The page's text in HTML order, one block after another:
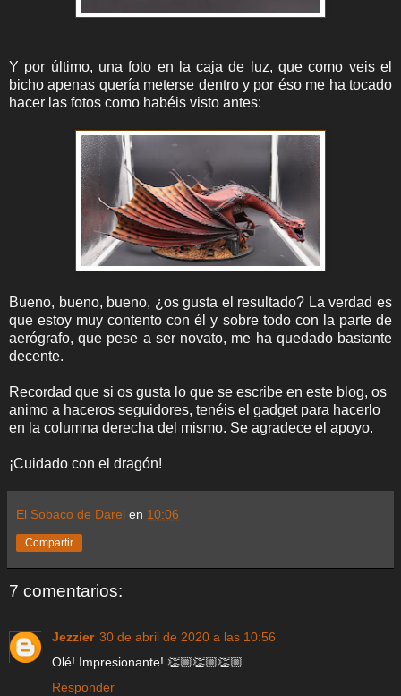
Y por último, una foto en la caja de luz, que como veis el
bicho apenas quería meterse dentro y por éso me ha tocado
hacer las fotos como habéis visto antes:
Bueno, bueno, bueno, ¿os gusta el resultado? La verdad es
que estoy muy contento con él y sobre todo con la parte de
aerógrafo, que pese a ser novato, me ha quedado bastante
decente.
Recordad que si os gusta lo que se escribe en este blog, os
animo a haceros seguidores, tenéis el gadget para hacerlo
en la columna derecha del mismo. Se agradece el apoyo.
¡Cuidado con el dragón!
El Sobaco de Darel en 10:06
Compartir
7 comentarios:
Jezzier 30 de abril de 2020 a las 10:56
Olé! Impresionante! 👏🏼👏🏼👏🏼
Responder